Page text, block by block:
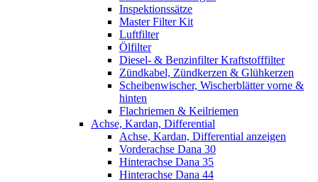
Inspektionssätze
Master Filter Kit
Luftfilter
Ölfilter
Diesel- & Benzinfilter Kraftstofffilter
Zündkabel, Zündkerzen & Glühkerzen
Scheibenwischer, Wischerblätter vorne &
hinten
Flachriemen & Keilriemen
Achse, Kardan, Differential
Achse, Kardan, Differential anzeigen
Vorderachse Dana 30
Hinterachse Dana 35
Hinterachse Dana 44